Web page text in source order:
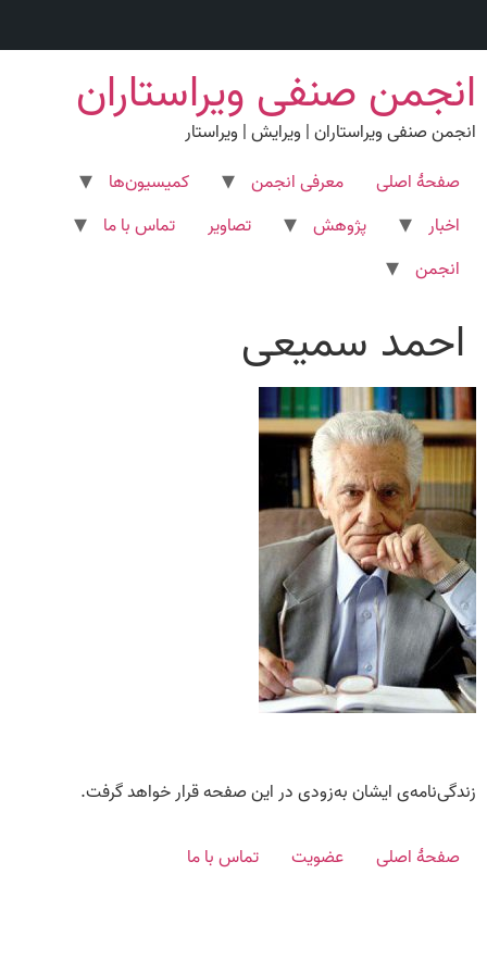
محتوا
انجمن صنفی ویراستاران
انجمن صنفی ویراستاران | ویرایش | ویراستار
صفحۀ اصلی
معرفی انجمن
کمیسیون‌ها
اخبار
پژوهش تصاویر
تماس با ما
انجمن
احمد سمیعی
زندگی‌نامه‌ی ایشان به‌زودی در این صفحه قرار خواهد گرفت.
صفحۀ اصلی عضویت تماس با ما